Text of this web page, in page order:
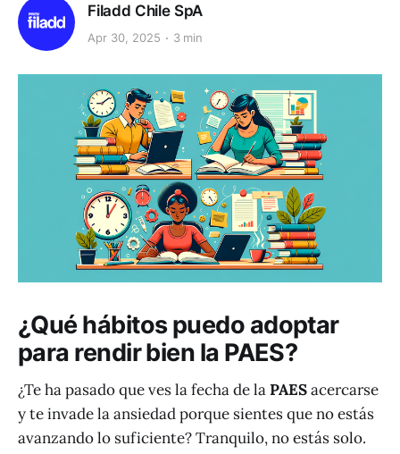
Filadd Chile SpA
Apr 30, 2025 3 min
¿Qué hábitos puedo adoptar
para rendir bien la PAES?
¿Te ha pasado que ves la fecha de laPAESacercarse
y te invade la ansiedad porque sientes que no estás
avanzando lo suficiente? Tranquilo, no estás solo.